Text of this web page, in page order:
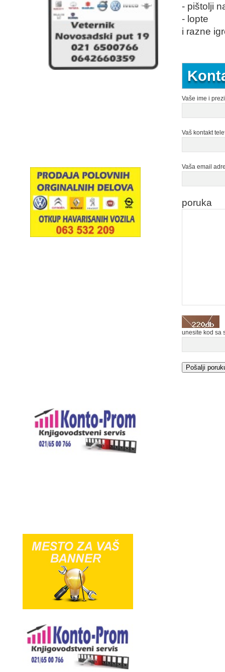
- pištolji
- lopte
i razne
Vaše ime i
Vaš kontakt
Vaša email
poruka
unesite kod sa